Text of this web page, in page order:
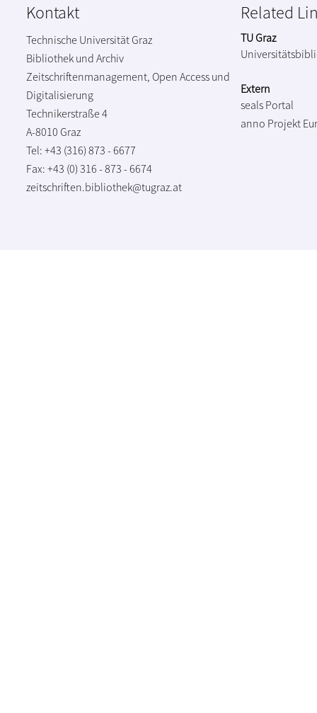
Kontakt
Technische Universität Graz
Bibliothek und Archiv
Zeitschriftenmanagement, Open Access und
Digitalisierung
Technikerstraße 4
A-8010 Graz
Tel: +43 (316) 873 - 6677
Fax: +43 (0) 316 - 873 - 6674
zeitschriften.bibliothek@tugraz.at
Related
TU Graz
Extern
seals Portal
anno Projekt